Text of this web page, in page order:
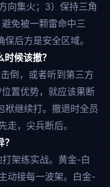
向集火；3）保持三角
免被一颗雷命中三
后方是安全区域。
候该撤？
倒，或者听到第三方
置优势，就应该果断
袱继续打。撤退时全员
走，尖兵断后。
架练实战。黄金-白
动接每一波架。白金-